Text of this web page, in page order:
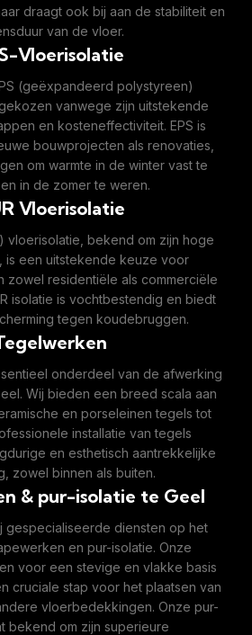
draagt ook bij aan de stabiliteit en
van de vloer.
Vloerisolatie
(geëxpandeerd polystyreen)
vanwege zijn uitstekende
en kosteneffectiviteit. EPS is
bouwprojecten als renovaties,
om warmte in de winter vast te
in de zomer te weren.
Vloerisolatie
vloerisolatie, bekend om zijn hoge
is een uitstekende keuze voor
zowel residentiële als commerciële
isolatie is vochtbestendig en biedt
tegen koudebruggen.
onderdeel van de afwerking
Wij bieden een breed scala aan
en porseleinen tegels tot
installatie van tegels
en esthetisch aantrekkelijke
zowel binnen als buiten.
& pur-isolatie te Geel
gespecialiseerde diensten op het
en pur-isolatie. Onze
voor een stevige en vlakke basis
cruciale stap voor het plaatsen van
vloerbedekkingen. Onze pur-
bekend om zijn superieure